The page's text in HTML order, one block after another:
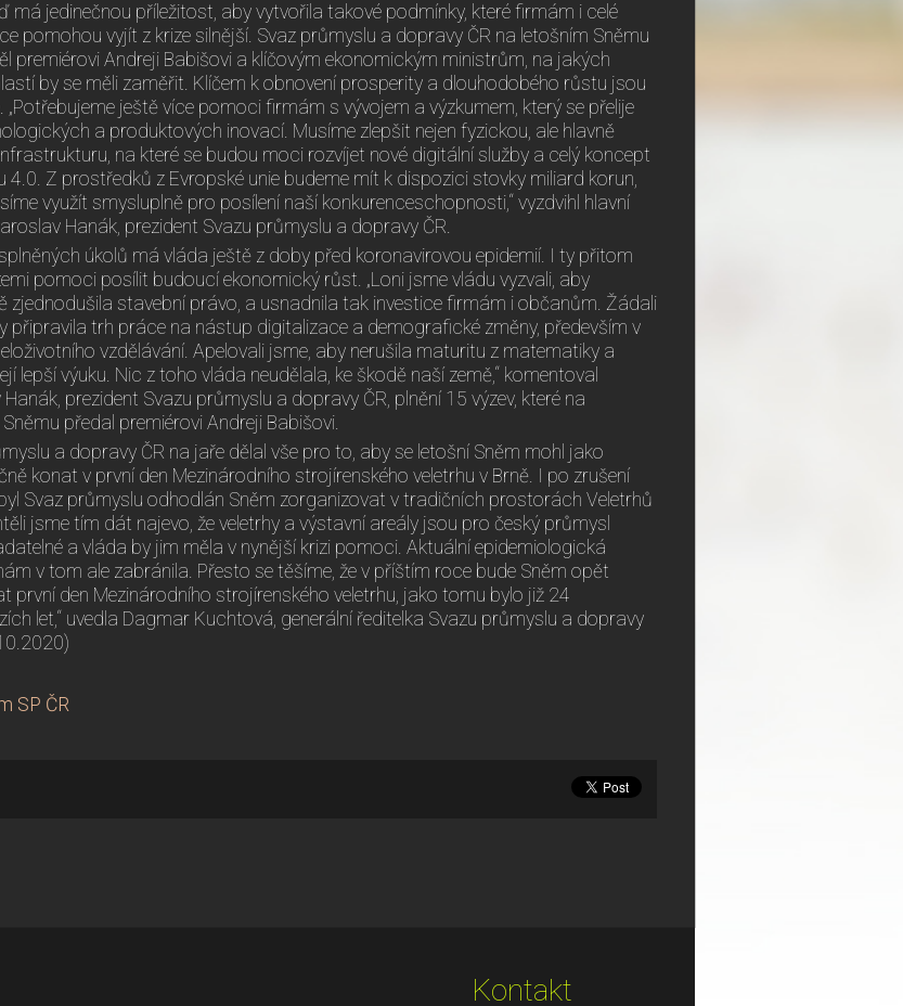
má jedinečnou příležitost, aby vytvořila takové podmínky, které firmám i celé
pomohou vyjít z krize silnější. Svaz průmyslu a dopravy ČR na letošním Sněmu
premiérovi Andreji Babišovi a klíčovým ekonomickým ministrům, na jakých
by se měli zaměřit. Klíčem k obnovení prosperity a dlouhodobého růstu jsou
„Potřebujeme ještě více pomoci firmám s vývojem a výzkumem, který se přelije
a produktových inovací. Musíme zlepšit nejen fyzickou, ale hlavně
na které se budou moci rozvíjet nové digitální služby a celý koncept
4.0. Z prostředků z Evropské unie budeme mít k dispozici stovky miliard korun,
využít smysluplně pro posílení naší konkurenceschopnosti,“ vyzdvihl hlavní
Hanák, prezident Svazu průmyslu a dopravy ČR.
úkolů má vláda ještě z doby před koronavirovou epidemií. I ty přitom
pomoci posílit budoucí ekonomický růst. „Loni jsme vládu vyzvali, aby
zjednodušila stavební právo, a usnadnila tak investice firmám i občanům. Žádali
připravila trh práce na nástup digitalizace a demografické změny, především v
vzdělávání. Apelovali jsme, aby nerušila maturitu z matematiky a
lepší výuku. Nic z toho vláda neudělala, ke škodě naší země,“ komentoval
prezident Svazu průmyslu a dopravy ČR, plnění 15 výzev, které na
předal premiérovi Andreji Babišovi.
a dopravy ČR na jaře dělal vše pro to, aby se letošní Sněm mohl jako
konat v první den Mezinárodního strojírenského veletrhu v Brně. I po zrušení
Svaz průmyslu odhodlán Sněm zorganizovat v tradičních prostorách Veletrhů
jsme tím dát najevo, že veletrhy a výstavní areály jsou pro český průmysl
a vláda by jim měla v nynější krizi pomoci. Aktuální epidemiologická
v tom ale zabránila. Přesto se těšíme, že v příštím roce bude Sněm opět
první den Mezinárodního strojírenského veletrhu, jako tomu bylo již 24
let,“ uvedla Dagmar Kuchtová, generální ředitelka Svazu průmyslu a dopravy
SP ČR
Kontakt